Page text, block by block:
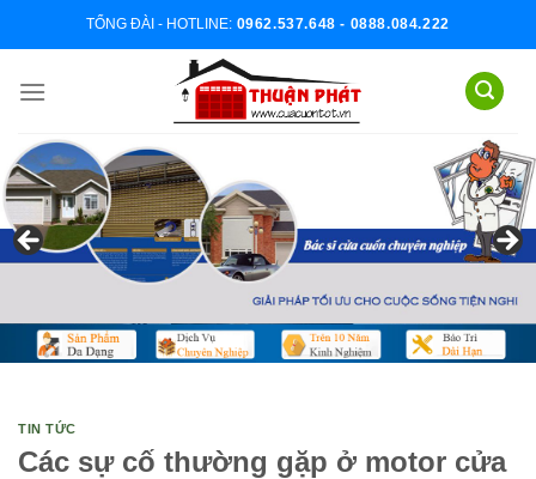
TỔNG ĐÀI - HOTLINE: 0962.537.648 - 0888.084.222
TIN TỨC
Các sự cố thường gặp ở motor cửa